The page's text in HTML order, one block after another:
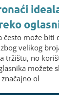
često može biti
velikog
tržištu, no
možete
ol